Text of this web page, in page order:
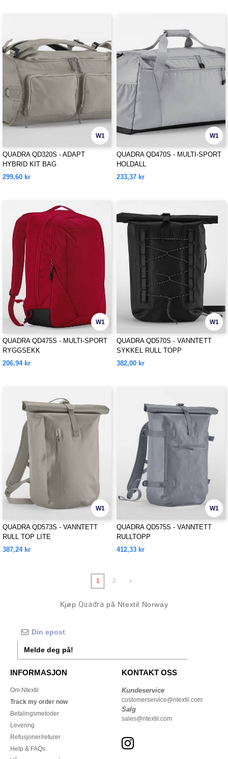
W1
QUADRA QD320S - ADAPT
HYBRID KIT BAG
299,60 kr
W1
QUADRA QD470S - MULTI-SPORT
HOLDALL
233,37 kr
W1
QUADRA QD475S - MULTI-SPORT
RYGGSEKK
206,94 kr
W1
QUADRA QD570S - VANNTETT
SYKKEL RULL TOPP
382,00 kr
W1
QUADRA QD573S - VANNTETT
RULL TOP LITE
387,24 kr
W1
QUADRA QD575S - VANNTETT
RULLTOPP
412,33 kr
1 2 »
Kjøp Quadra på Ntextil Norway
Melde deg på!
INFORMASJON
Om Ntextil
Track my order now
Betalingsmetoder
Levering
Refusjoner/returer
Help & FAQs
KONTAKT OSS
Kundeservice
customerservice@ntextil.com
Salg
sales@ntextil.com